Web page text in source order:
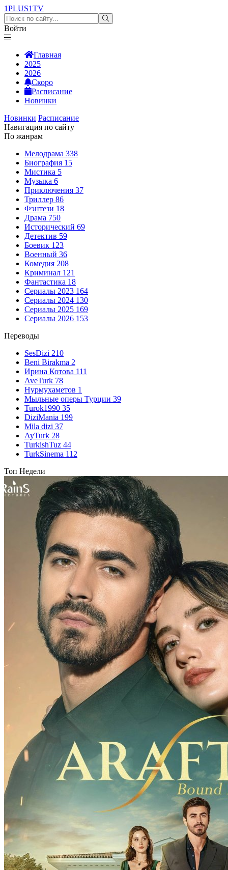
1PLUS1TV
Войти
Главная
2025
2026
Скоро
Расписание
Новинки
Новинки Расписание
Навигация по сайту
По жанрам
Мелодрама 338
Биография 15
Мистика 5
Музыка 6
Приключения 37
Триллер 86
Фэнтези 18
Драма 750
Исторический 69
Детектив 59
Боевик 123
Военный 36
Комедия 208
Криминал 121
Фантастика 18
Сериалы 2023 164
Сериалы 2024 130
Сериалы 2025 169
Сериалы 2026 153
Переводы
SesDizi 210
Beni Birakma 2
Ирина Котова 111
AveTurk 78
Нурмухаметов 1
Мыльные оперы Турции 39
Turok1990 35
DiziMania 199
Mila dizi 37
AyTurk 28
TurkishTuz 44
TurkSinema 112
Топ Недели